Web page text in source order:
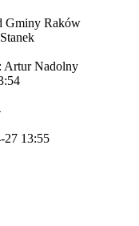
Gminy Raków
Artur Nadolny
27 13:55